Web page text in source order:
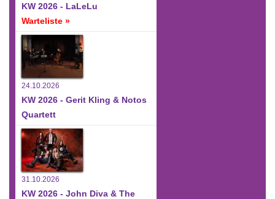
KW 2026 - LaLeLu
Warteliste »
24.10.2026
KW 2026 - Gerit Kling & Notos
Quartett
31.10.2026
KW 2026 - John Diva & The